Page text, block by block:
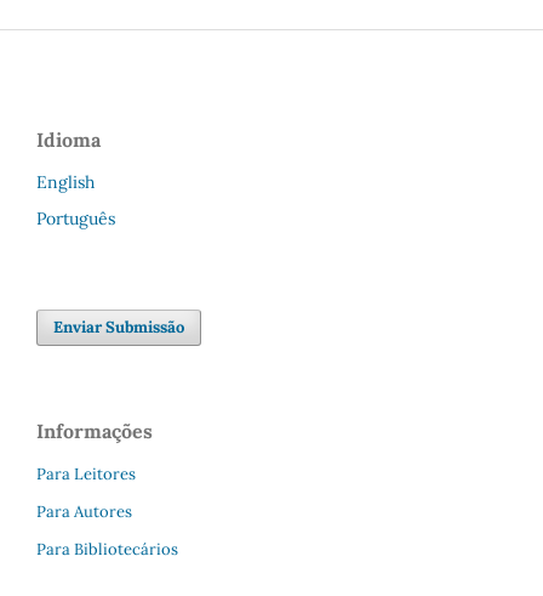
Idioma
English
Português
Enviar Submissão
Informações
Para Leitores
Para Autores
Para Bibliotecários